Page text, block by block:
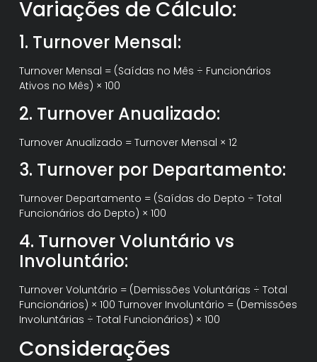
Variações de Cálculo:
1. Turnover Mensal:
Turnover Mensal = (Saídas no Mês ÷ Funcionários
Ativos no Mês) × 100
2. Turnover Anualizado:
Turnover Anualizado = Turnover Mensal × 12
3. Turnover por Departamento:
Turnover Departamento = (Saídas do Depto ÷ Total
Funcionários do Depto) × 100
4. Turnover Voluntário vs
Involuntário:
Turnover Voluntário = (Demissões Voluntárias ÷ Total
Funcionários) × 100 Turnover Involuntário = (Demissões
Involuntárias ÷ Total Funcionários) × 100
Considerações